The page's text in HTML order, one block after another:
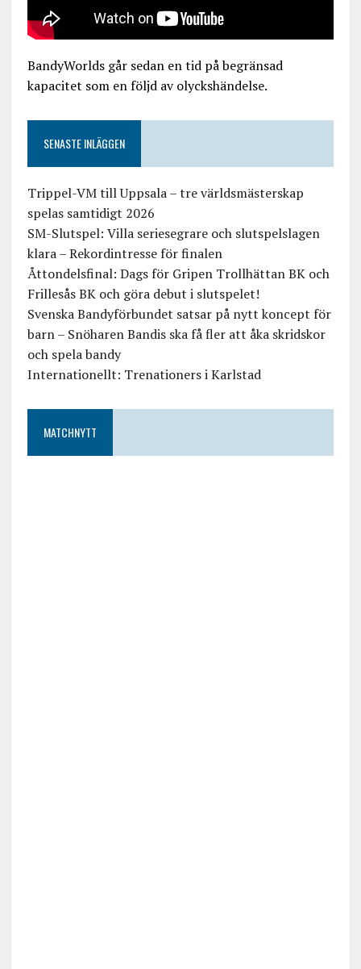
BandyWorlds går sedan en tid på begränsad
kapacitet som en följd av olyckshändelse.
SENASTE INLÄGGEN
Trippel-VM till Uppsala – tre världsmästerskap
spelas samtidigt 2026
SM-Slutspel: Villa seriesegrare och slutspelslagen
klara – Rekordintresse för finalen
Åttondelsfinal: Dags för Gripen Trollhättan BK och
Frillesås BK och göra debut i slutspelet!
Svenska Bandyförbundet satsar på nytt koncept för
barn – Snöharen Bandis ska få fler att åka skridskor
och spela bandy
Internationellt: Trenationers i Karlstad
MATCHNYTT